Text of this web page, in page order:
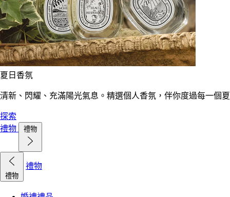
夏日香氛
清新、閃耀、充滿陽光氣息。精選個人香氛，伴你度過每一個
探索
禮物
禮物
禮物
禮物